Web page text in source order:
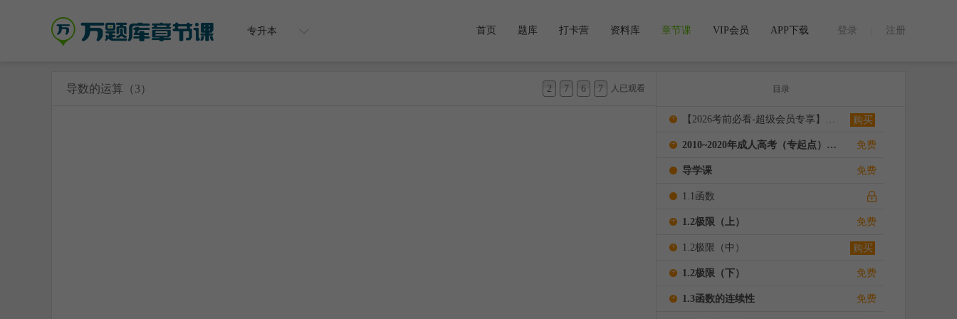
专升本 登录 注册
首页 题库 打卡营 资料库 章节课 VIP会员 APP下载
导数的运算（3） 2 7 6 7 人已观看 目录
+ 【2026考前必看-超级会员专享】密押考试宝典 购买
+ 2010~2020年成人高考（专起点）《高等数学（二）》视频解析 免费
导学课 免费
1.1函数
+ 1.2极限（上） 免费
+ 1.2极限（中） 购买
+ 1.2极限（下） 免费
+ 1.3函数的连续性 免费